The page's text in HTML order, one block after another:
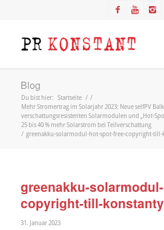
Blog
Du bist hier: Startseite / /
Mehr Stromertrag im Solarjahr 2023: Neue selfPV
verschattungsresistenten Solarmodulen und „Hot-
25 bis 40 % mehr Solarstrom bei Teilverschattung
/ greenakku-solarmodul-hot-spot-free-copyright-till-
greenakku-
copyright-till-
31. Januar 2023